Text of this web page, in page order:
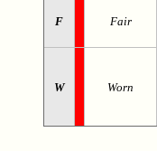
F Fair
W Worn